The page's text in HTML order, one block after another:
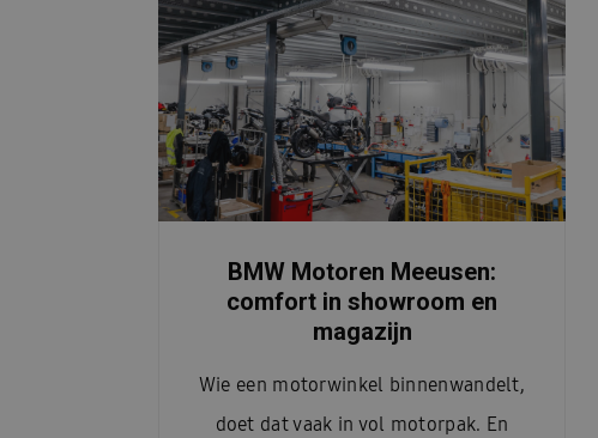
BMW Motoren Meeusen:
comfort in showroom en
magazijn
Wie een motorwinkel binnenwandelt,
doet dat vaak in vol motorpak. En